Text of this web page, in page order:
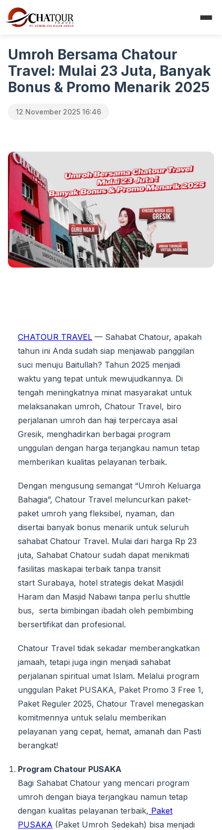
Umroh Bersama Chatour
Travel: Mulai 23 Juta, Banyak
Bonus & Promo Menarik 2025
12 November 2025 16:46
CHATOUR TRAVEL — Sahabat Chatour, apakah
tahun ini Anda sudah siap menjawab panggilan
suci menuju Baitullah? Tahun 2025 menjadi
waktu yang tepat untuk mewujudkannya. Di
tengah meningkatnya minat masyarakat untuk
melaksanakan umroh, Chatour Travel, biro
perjalanan umroh dan haji terpercaya asal
Gresik, menghadirkan berbagai program
unggulan dengan harga terjangkau namun tetap
memberikan kualitas pelayanan terbaik.
Dengan mengusung semangat “Umroh Keluarga
Bahagia”, Chatour Travel meluncurkan paket-
paket umroh yang fleksibel, nyaman, dan
disertai banyak bonus menarik untuk seluruh
sahabat Chatour Travel. Mulai dari harga Rp 23
juta, Sahabat Chatour sudah dapat menikmati
fasilitas maskapai terbaik tanpa transit
start Surabaya, hotel strategis dekat Masjidil
Haram dan Masjid Nabawi tanpa perlu shuttle
bus, serta bimbingan ibadah oleh pembimbing
bersertifikat dan profesional.
Chatour Travel tidak sekadar memberangkatkan
jamaah, tetapi juga ingin menjadi sahabat
perjalanan spiritual umat Islam. Melalui program
unggulan Paket PUSAKA, Paket Promo 3 Free 1,
Paket Reguler 2025, Chatour Travel menegaskan
komitmennya untuk selalu memberikan
pelayanan yang cepat, hemat, amanah dan Pasti
berangkat!
Program Chatour PUSAKA
Bagi Sahabat Chatour yang mencari program
umroh dengan biaya terjangkau namun tetap
dengan kualitas pelayanan terbaik, Paket
PUSAKA (Paket Umroh Sedekah) bisa menjadi